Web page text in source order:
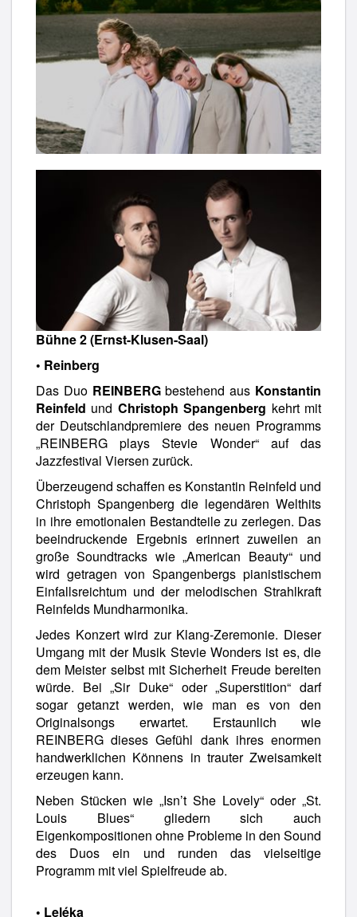
Bühne 2 (Ernst-Klusen-Saal)
• Reinberg
Das Duo REINBERG bestehend aus Konstantin
Reinfeld und Christoph Spangenberg kehrt mit
der Deutschlandpremiere des neuen Programms
„REINBERG plays Stevie Wonder“ auf das
Jazzfestival Viersen zurück.
Überzeugend schaffen es Konstantin Reinfeld und
Christoph Spangenberg die legendären Welthits
in ihre emotionalen Bestandteile zu zerlegen. Das
beeindruckende Ergebnis erinnert zuweilen an
große Soundtracks wie „American Beauty“ und
wird getragen von Spangenbergs pianistischem
Einfallsreichtum und der melodischen Strahlkraft
Reinfelds Mundharmonika.
Jedes Konzert wird zur Klang-Zeremonie. Dieser
Umgang mit der Musik Stevie Wonders ist es, die
dem Meister selbst mit Sicherheit Freude bereiten
würde. Bei „Sir Duke“ oder „Superstition“ darf
sogar getanzt werden, wie man es von den
Originalsongs erwartet. Erstaunlich wie
REINBERG dieses Gefühl dank ihres enormen
handwerklichen Könnens in trauter Zweisamkeit
erzeugen kann.
Neben Stücken wie „Isn’t She Lovely“ oder „St.
Louis Blues“ gliedern sich auch
Eigenkompositionen ohne Probleme in den Sound
des Duos ein und runden das vielseitige
Programm mit viel Spielfreude ab.
• Leléka